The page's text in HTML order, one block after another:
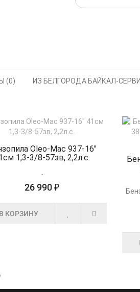
(0) ИЗ БЕЛГОРОДА БАЙКАЛ-
Oleo-Mac 937-16"
1,3-3/8-57зв, 2,2л.с.
..
26 990 ₽
КОРЗИНУ